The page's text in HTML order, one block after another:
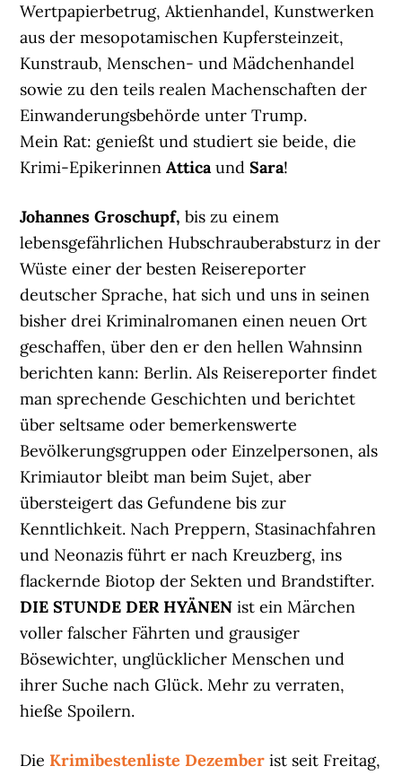
Wertpapierbetrug, Aktienhandel, Kunstwerken
aus der mesopotamischen Kupfersteinzeit,
Kunstraub, Menschen- und Mädchenhandel
sowie zu den teils realen Machenschaften der
Einwanderungsbehörde unter Trump.
Mein Rat: genießt und studiert sie beide, die
Krimi-EpikerinnenAtticaundSara!
Johannes Groschupf,bis zu einem
lebensgefährlichen Hubschrauberabsturz in der
Wüste einer der besten Reisereporter
deutscher Sprache, hat sich und uns in seinen
bisher drei Kriminalromanen einen neuen Ort
geschaffen, über den er den hellen Wahnsinn
berichten kann: Berlin. Als Reisereporter findet
man sprechende Geschichten und berichtet
über seltsame oder bemerkenswerte
Bevölkerungsgruppen oder Einzelpersonen, als
Krimiautor bleibt man beim Sujet, aber
übersteigert das Gefundene bis zur
Kenntlichkeit. Nach Preppern, Stasinachfahren
und Neonazis führt er nach Kreuzberg, ins
flackernde Biotop der Sekten und Brandstifter.
DIE STUNDE DER HYÄNENist ein Märchen
voller falscher Fährten und grausiger
Bösewichter, unglücklicher Menschen und
ihrer Suche nach Glück. Mehr zu verraten,
hieße Spoilern.
Die Krimibestenliste Dezember ist seit Freitag,